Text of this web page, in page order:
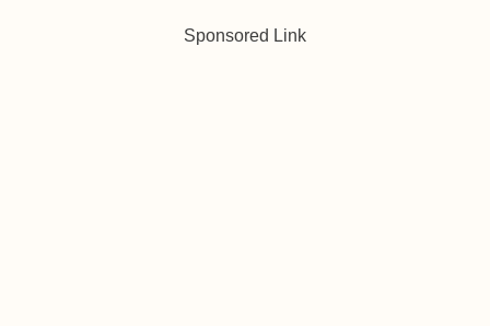
Sponsored Link